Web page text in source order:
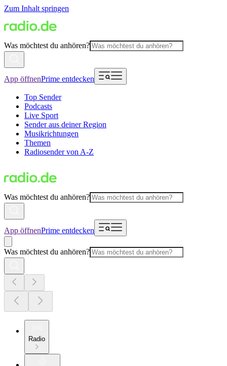
Zum Inhalt springen
Was möchtest du anhören?
App öffnenPrime entdecken
Top Sender
Podcasts
Live Sport
Sender aus deiner Region
Musikrichtungen
Themen
Radiosender von A-Z
Was möchtest du anhören?
App öffnenPrime entdecken
Was möchtest du anhören?
Radio